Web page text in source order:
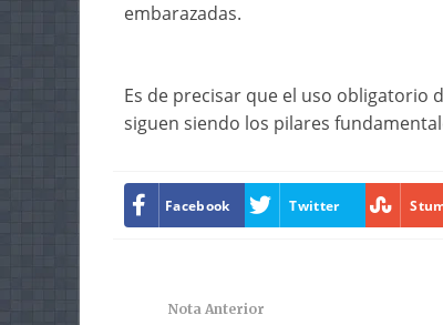
embarazadas.
Es de precisar que el uso obligatorio
siguen siendo los pilares
Facebook Twitter
Nota Anterior